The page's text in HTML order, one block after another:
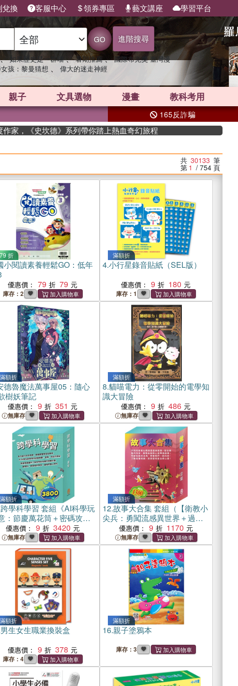
兌換 客服中心 領券專區 藝文講座 學習平台
GO 進階搜尋
、 如果歷史是一群喵 、 暑期推薦 、 國際布克獎 臺灣漫
孩：黎曼猜想 、 偉大的迷走神經
親子 文具選物 漫畫 教科考用
165反詐騙
德》系列帶你踏上熱血奇幻旅程
共 30133 筆
第 1 / 754 頁
79 折
小閱讀素養輕鬆GO：低年
優惠價： 79 79
庫存：2
滿額折
4.小行星錄音貼紙（SEL版）
優惠價： 9 180
庫存：1
滿額折
德魯魔法萬事屋05：隨心
樹妖筆記
優惠價： 9 351
無庫存
滿額折
8.貓喵電力：從零開始的電學知
識大冒險
優惠價： 9 486
無庫存
滿額折
跨學科學習 套組《AI科學玩
：節慶萬花筒＋密碼攻防
＋生活調色盤＋奇幻ｅ術
》＋《Read&Learn: I Like
Love My Mom》
優惠價： 9 3420
無庫存
滿額折
12.故事大合集 套組（【衛教小
尖兵：勇闖流感異世界＋過敏
大魔王】＋【樂樂貝貝的異想
世界：白鶴報恩＋精靈與鞋
匠】＋【晚安故事：放羊的孩
子＋快樂王子】），贈防護面
優惠價： 9 1170
無庫存
滿額折
男生女生職業換裝盒
優惠價： 9 378
庫存：4
滿額折
16.親子塗鴉本
庫存：3